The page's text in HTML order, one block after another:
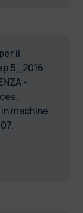
il
-
machine